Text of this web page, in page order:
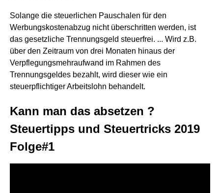
Solange die steuerlichen Pauschalen für den
Werbungskostenabzug nicht überschritten werden, ist
das gesetzliche Trennungsgeld steuerfrei. ... Wird z.B.
über den Zeitraum von drei Monaten hinaus der
Verpflegungsmehraufwand im Rahmen des
Trennungsgeldes bezahlt, wird dieser wie ein
steuerpflichtiger Arbeitslohn behandelt.
Kann man das absetzen ?
Steuertipps und Steuertricks 2019
Folge#1